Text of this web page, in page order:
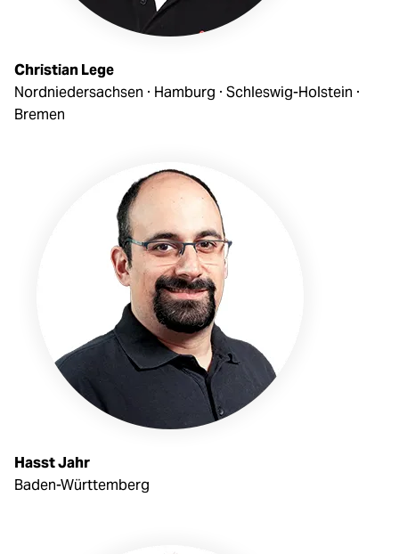
Christian Lege
Nordniedersachsen · Hamburg · Schleswig-Holstein ·
Bremen
Hasst Jahr
Baden-Württemberg